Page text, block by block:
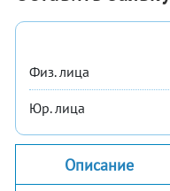
Физ. лица
Юр. лица
Описание